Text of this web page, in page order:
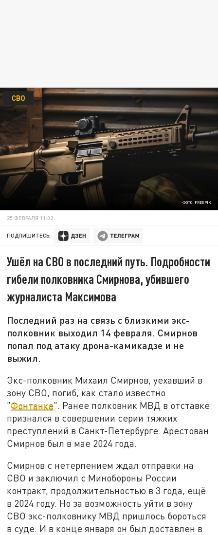
ФОТО: FREEPIK
СВО
25 ФЕВРАЛЯ 11:02
ПОДПИШИТЕСЬ:
Ушёл на СВО в последний путь. Подробности
гибели полковника Смирнова, убившего
журналиста Максимова
Последний раз на связь с близкими экс-
полковник выходил 14 февраля. Смирнов
попал под атаку дрона-камикадзе и не
выжил.
Экс-полковник Михаил Смирнов, уехавший в
зону СВО, погиб, как стало известно
"Фонтанке". Ранее полковник МВД в отставке
признался в совершении серии тяжких
преступлений в Санкт-Петербурге. Арестован
Смирнов был в мае 2024 года.
Смирнов с нетерпением ждал отправки на
СВО и заключил с Минобороны России
контракт, продолжительностью в 3 года, ещё
в 2024 году. Но за возможность уйти в зону
СВО экс-полковнику МВД пришлось бороться
в суде. И в конце января он был доставлен в